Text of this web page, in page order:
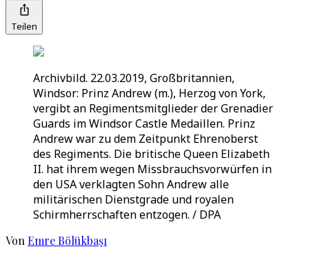
Teilen
Archivbild. 22.03.2019, Großbritannien,
Windsor: Prinz Andrew (m.), Herzog von York,
vergibt an Regimentsmitglieder der Grenadier
Guards im Windsor Castle Medaillen. Prinz
Andrew war zu dem Zeitpunkt Ehrenoberst
des Regiments. Die britische Queen Elizabeth
II. hat ihrem wegen Missbrauchsvorwürfen in
den USA verklagten Sohn Andrew alle
militärischen Dienstgrade und royalen
Schirmherrschaften entzogen. / DPA
Von Emre Bölükbaşı